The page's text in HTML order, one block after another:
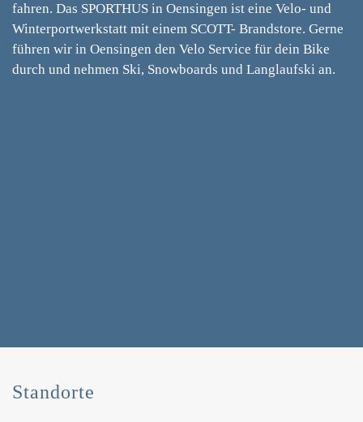
fahren. Das SPORTHUS in Oensingen ist eine Velo- und
Winterportwerkstatt mit einem SCOTT- Brandstore. Gerne
führen wir in Oensingen den Velo Service für dein Bike
durch und nehmen Ski, Snowboards und Langlaufski an.
Standorte